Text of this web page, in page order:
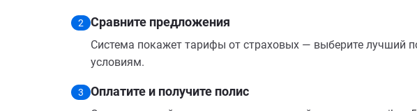
2 Сравните предложения
Система покажет тарифы от страховых — выберите лучший
условиям.
3 Оплатите и получите полис